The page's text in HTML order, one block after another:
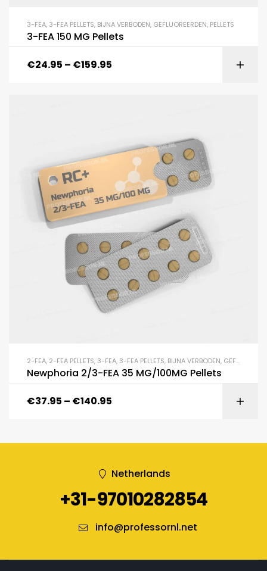
3-FEA, 3-FEA PELLETS, BIJNA VERBODEN, GEFLUOREERDEN, PELLETS
3-FEA 150 MG Pellets
€24.95 – €159.95
2-FEA, 2-FEA PELLETS, 3-FEA, 3-FEA PELLETS, BIJNA VERBODEN, GEFLUOREERDEN
Newphoria 2/3-FEA 35 MG/100MG Pellets
€37.95 – €140.95
Netherlands
+31-97010282854
info@professornl.net